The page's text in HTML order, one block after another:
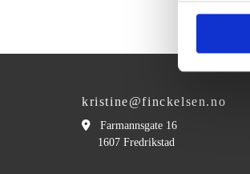
kristine@finckelsen.no
 Farmannsgate 16
1607 Fredrikstad